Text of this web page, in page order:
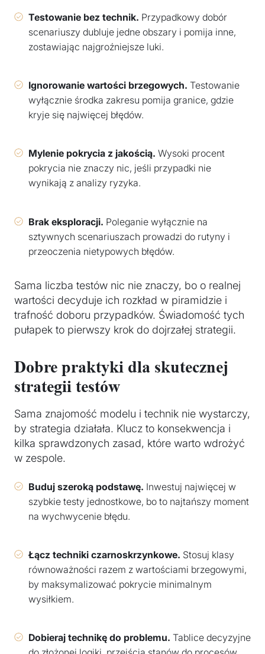
Testowanie bez technik. Przypadkowy dobór
scenariuszy dubluje jedne obszary i pomija inne,
zostawiając najgroźniejsze luki.
Ignorowanie wartości brzegowych. Testowanie
wyłącznie środka zakresu pomija granice, gdzie
kryje się najwięcej błędów.
Mylenie pokrycia z jakością. Wysoki procent
pokrycia nie znaczy nic, jeśli przypadki nie
wynikają z analizy ryzyka.
Brak eksploracji. Poleganie wyłącznie na
sztywnych scenariuszach prowadzi do rutyny i
przeoczenia nietypowych błędów.
Sama liczba testów nic nie znaczy, bo o realnej
wartości decyduje ich rozkład w piramidzie i
trafność doboru przypadków. Świadomość tych
pułapek to pierwszy krok do dojrzałej strategii.
Dobre praktyki dla skutecznej
strategii testów
Sama znajomość modelu i technik nie wystarczy,
by strategia działała. Klucz to konsekwencja i
kilka sprawdzonych zasad, które warto wdrożyć
w zespole.
Buduj szeroką podstawę. Inwestuj najwięcej w
szybkie testy jednostkowe, bo to najtańszy moment
na wychwycenie błędu.
Łącz techniki czarnoskrzynkowe. Stosuj klasy
równoważności razem z wartościami brzegowymi,
by maksymalizować pokrycie minimalnym
wysiłkiem.
Dobieraj technikę do problemu. Tablice decyzyjne